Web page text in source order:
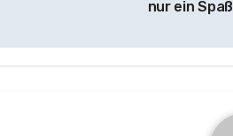
nur ein Spaß